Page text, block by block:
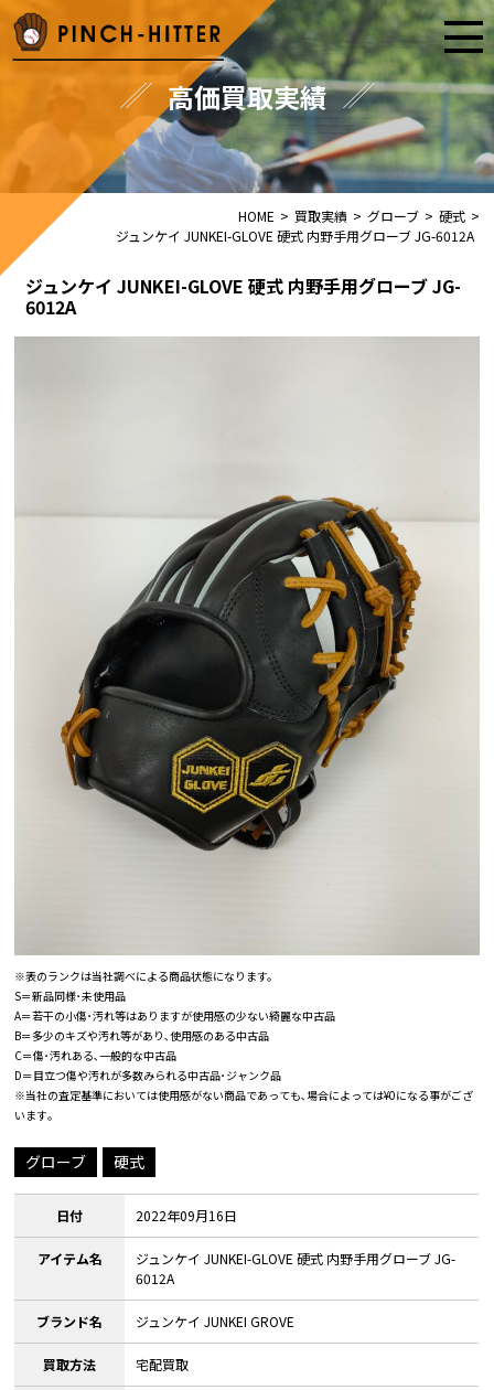
高価買取実績
HOME > 買取実績 > グローブ > 硬式 >
ジュンケイ JUNKEI-GLOVE 硬式 内野手用グローブ JG-6012A
ジュンケイ JUNKEI-GLOVE 硬式 内野手用グローブ JG-
6012A
※表のランクは当社調べによる商品状態になります。
S＝新品同様･未使用品
A＝若干の小傷･汚れ等はありますが使用感の少ない綺麗な中古品
B＝多少のキズや汚れ等があり､使用感のある中古品
C＝傷･汚れある､一般的な中古品
D＝目立つ傷や汚れが多数みられる中古品･ジャンク品
※当社の査定基準においては使用感がない商品であっても､場合によっては¥0になる事がござ
います｡
グローブ 硬式
日付 2022年09月16日
アイテム名
ジュンケイ JUNKEI-GLOVE 硬式 内野手用グローブ JG-
6012A
ブランド名 ジュンケイ JUNKEI GROVE
買取方法 宅配買取